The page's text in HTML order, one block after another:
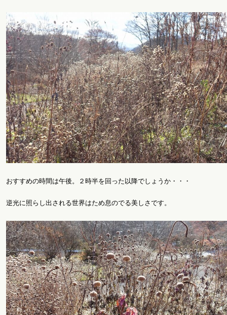
おすすめの時間は午後。２時半を回った以降でしょうか・・・
逆光に照らし出される世界はため息のでる美しさです。